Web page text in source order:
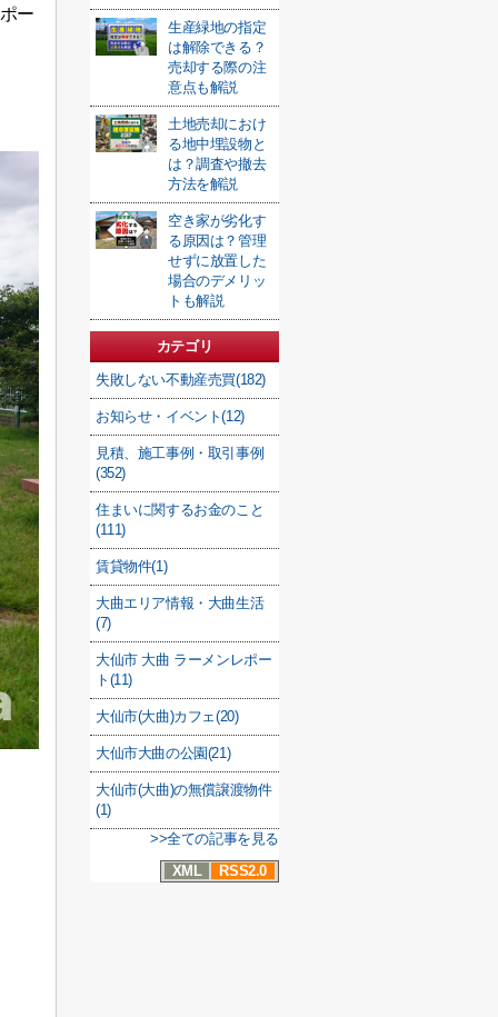
ー
生産緑地の指定
は解除できる？
売却する際の注
意点も解説
土地売却におけ
る地中埋設物と
は？調査や撤去
方法を解説
空き家が劣化す
る原因は？管理
せずに放置した
場合のデメリッ
トも解説
カテゴリ
失敗しない不動産売買(182)
お知らせ・イベント(12)
見積、施工事例・取引事例
(352)
住まいに関するお金のこと
(111)
賃貸物件(1)
大曲エリア情報・大曲生活
(7)
大仙市 大曲 ラーメンレポー
ト(11)
大仙市(大曲)カフェ(20)
大仙市大曲の公園(21)
大仙市(大曲)の無償譲渡物件
(1)
>>全ての記事を見る
XML
RSS2.0